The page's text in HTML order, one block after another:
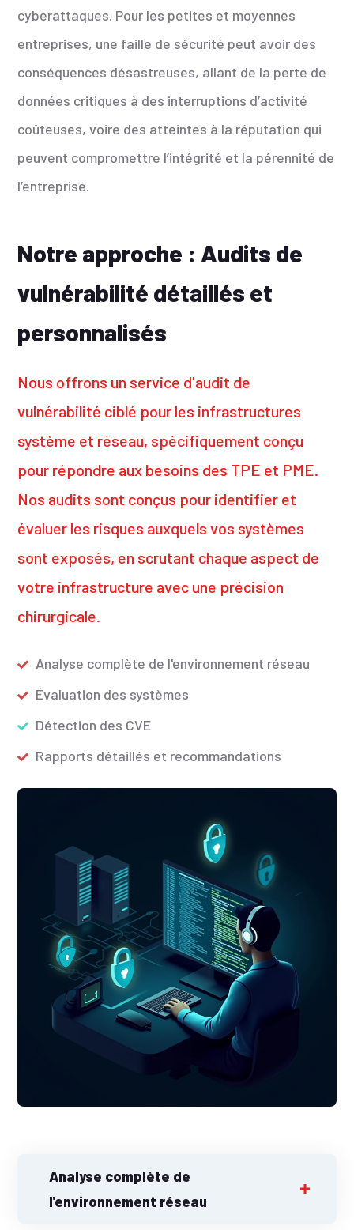
cyberattaques. Pour les petites et moyennes
entreprises, une faille de sécurité peut avoir des
conséquences désastreuses, allant de la perte de
données critiques à des interruptions d’activité
coûteuses, voire des atteintes à la réputation qui
peuvent compromettre l’intégrité et la pérennité de
l’entreprise.
Notre approche : Audits de
vulnérabilité détaillés et
personnalisés
Nous offrons un service d'audit de
vulnérabilité ciblé pour les infrastructures
système et réseau, spécifiquement conçu
pour répondre aux besoins des TPE et PME.
Nos audits sont conçus pour identifier et
évaluer les risques auxquels vos systèmes
sont exposés, en scrutant chaque aspect de
votre infrastructure avec une précision
chirurgicale.
Analyse complète de l'environnement réseau
Évaluation des systèmes
Détection des CVE
Rapports détaillés et recommandations
Analyse complète de
l'environnement réseau